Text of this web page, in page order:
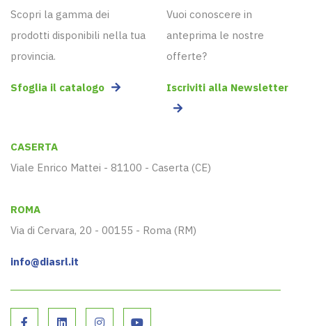
Scopri la gamma dei
prodotti disponibili nella tua
provincia.
Sfoglia il catalogo
Vuoi conoscere in
anteprima le nostre
offerte?
Iscriviti alla Newsletter
CASERTA
Viale Enrico Mattei - 81100 - Caserta (CE)
ROMA
Via di Cervara, 20 - 00155 - Roma (RM)
info@diasrl.it